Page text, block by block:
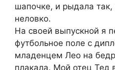
шапочке, и рыдала так,
неловко.
На своей выпускной я
футбольное поле с
младенцем Лео на
плакала. Мой отец Тед